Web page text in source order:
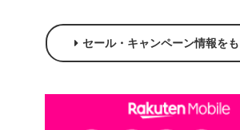
セール・キャンペーン情報を